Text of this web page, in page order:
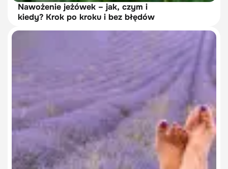
Nawożenie jeżówek – jak, czym i
kiedy? Krok po kroku i bez błędów